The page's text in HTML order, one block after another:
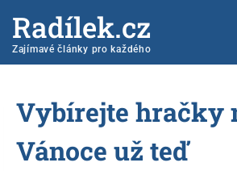
Radílek.cz
Zajímavé články pro každého
Vybírejte hračky
Vánoce už teď